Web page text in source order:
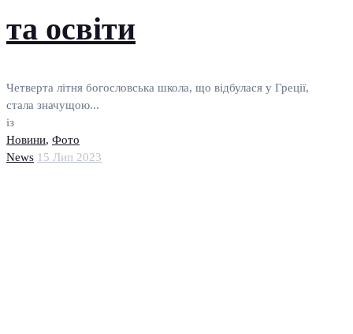
та освіти
Четверта літня богословська школа, що відбулася у Греції,
стала значущою...
із
Новини, Фото
News 15 Лип 2023